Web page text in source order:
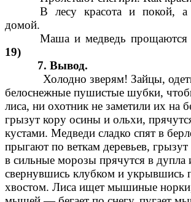
В лесу красота и покой,
домой.
Маша и медведь прощаются
19)
7. Вывод.
Холодно зверям! Зайцы,
белоснежные пушистые шубки,
лиса, ни охотник не заметили их на
грызут кору осины и ольхи,
кустами. Медведи сладко спят в
прыгают по веткам деревьев,
в сильные морозы прячутся в дупла
свернувшись клубком и укрывшись
хвостом. Лиса ищет мышиные